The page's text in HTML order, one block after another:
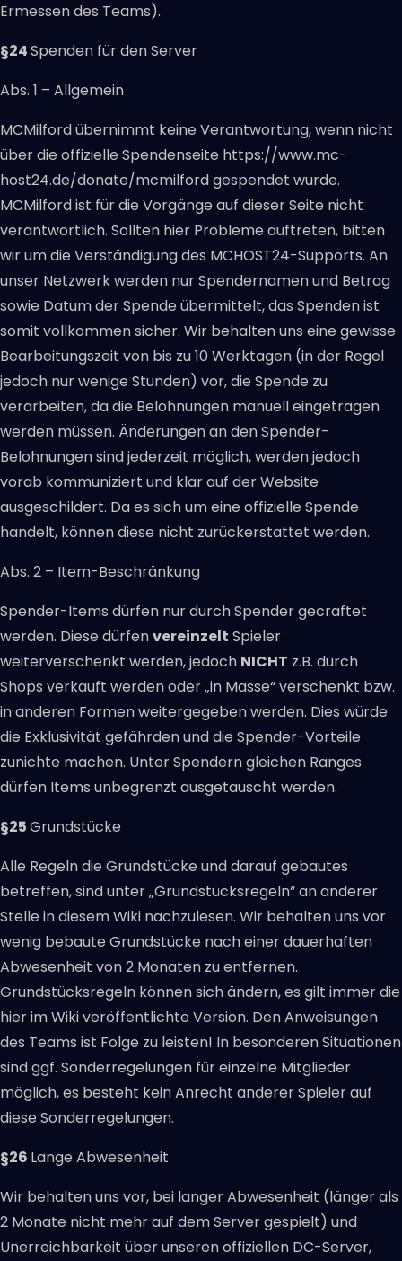
Ermessen des Teams).
§24Spenden für den Server
Abs. 1 – Allgemein
MCMilford übernimmt keine Verantwortung, wenn nicht
über die offizielle Spendenseite https://www.mc-
host24.de/donate/mcmilford gespendet wurde.
MCMilford ist für die Vorgänge auf dieser Seite nicht
verantwortlich. Sollten hier Probleme auftreten, bitten
wir um die Verständigung des MCHOST24-Supports. An
unser Netzwerk werden nur Spendernamen und Betrag
sowie Datum der Spende übermittelt, das Spenden ist
somit vollkommen sicher. Wir behalten uns eine gewisse
Bearbeitungszeit von bis zu 10 Werktagen (in der Regel
jedoch nur wenige Stunden) vor, die Spende zu
verarbeiten, da die Belohnungen manuell eingetragen
werden müssen. Änderungen an den Spender-
Belohnungen sind jederzeit möglich, werden jedoch
vorab kommuniziert und klar auf der Website
ausgeschildert. Da es sich um eine offizielle Spende
handelt, können diese nicht zurückerstattet werden.
Abs. 2 – Item-Beschränkung
Spender-Items dürfen nur durch Spender gecraftet
werden. Diese dürfenvereinzelt Spieler
weiterverschenkt werden, jedoch NICHT z.B. durch
Shops verkauft werden oder „in Masse“ verschenkt bzw.
in anderen Formen weitergegeben werden. Dies würde
die Exklusivität gefährden und die Spender-Vorteile
zunichte machen. Unter Spendern gleichen Ranges
dürfen Items unbegrenzt ausgetauscht werden.
§25Grundstücke
Alle Regeln die Grundstücke und darauf gebautes
betreffen, sind unter „Grundstücksregeln“ an anderer
Stelle in diesem Wiki nachzulesen. Wir behalten uns vor
wenig bebaute Grundstücke nach einer dauerhaften
Abwesenheit von 2 Monaten zu entfernen.
Grundstücksregeln können sich ändern, es gilt immer die
hier im Wiki veröffentlichte Version. Den Anweisungen
des Teams ist Folge zu leisten! In besonderen Situationen
sind ggf. Sonderregelungen für einzelne Mitglieder
möglich, es besteht kein Anrecht anderer Spieler auf
diese Sonderregelungen.
§26 Lange Abwesenheit
Wir behalten uns vor, bei langer Abwesenheit (länger als
2 Monate nicht mehr auf dem Server gespielt) und
Unerreichbarkeit über unseren offiziellen DC-Server,